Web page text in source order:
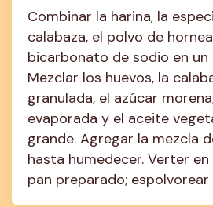
Combinar la harina, la
calabaza, el polvo de
bicarbonato de sodio en un
Mezclar los huevos, la
granulada, el azúcar
evaporada y el aceite
grande. Agregar la mezcla
hasta humedecer. Verter
pan preparado; espolvorear